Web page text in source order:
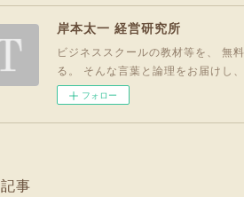
岸本太一 経営研究所
ビジネススクールの教材等を、 無
る。 そんな言葉と論理をお届けし
フォロー
事